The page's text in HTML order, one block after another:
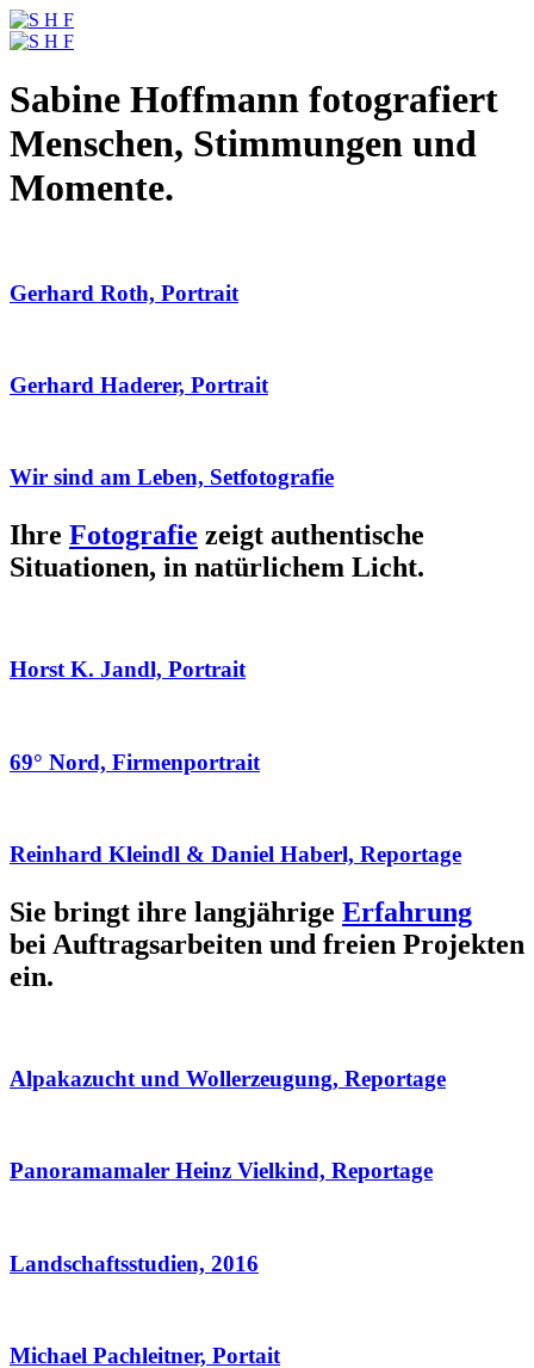
Sabine Hoffmann fotografiert
Menschen, Stimmungen und
Momente.
Gerhard Roth, Portrait
Gerhard Haderer, Portrait
Wir sind am Leben, Setfotografie
Ihre Fotografie zeigt authentische
Situationen, in natürlichem Licht.
Horst K. Jandl, Portrait
69° Nord, Firmenportrait
Reinhard Kleindl & Daniel Haberl, Reportage
Sie bringt ihre langjährige Erfahrung
bei Auftragsarbeiten und freien Projekten
ein.
Alpakazucht und Wollerzeugung, Reportage
Panoramamaler Heinz Vielkind, Reportage
Landschaftsstudien, 2016
Michael Pachleitner, Portait